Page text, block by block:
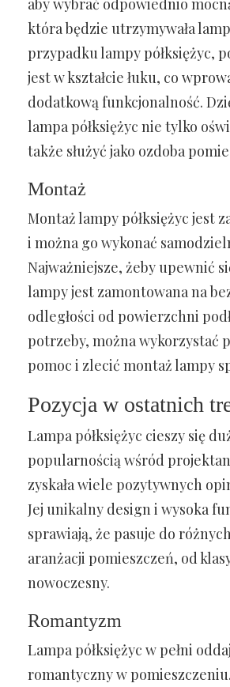
aby wybrać odpowiednio
która będzie utrzymywała
przypadku lampy półksiężyc,
jest w kształcie łuku, co
dodatkową funkcjonalność.
lampa półksiężyc nie tylko
także służyć jako ozdoba
Montaż
Montaż lampy półksiężyc jest
i można go wykonać
Najważniejsze, żeby upewnić
lampy jest zamontowana na
odległości od powierzchni
potrzeby, można wykorzystać
pomoc i zlecić montaż lampy
Pozycja w ostatnich
Lampa półksiężyc cieszy się
popularnością wśród
zyskała wiele pozytywnych
Jej unikalny design i wysoka
sprawiają, że pasuje do
aranżacji pomieszczeń, od
nowoczesny.
Romantyzm
Lampa półksiężyc w pełni
romantyczny w